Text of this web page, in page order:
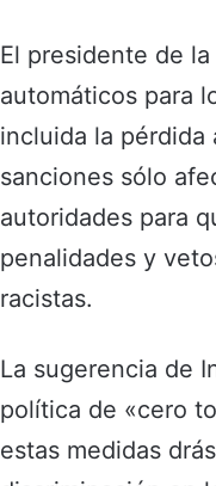
El presidente de
automáticos para
incluida la pérdida
sanciones sólo
autoridades para
penalidades y
racistas.
La sugerencia de
política de «cero
estas medidas